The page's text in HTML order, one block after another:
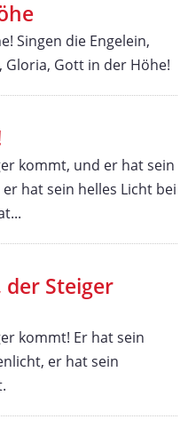
Singen die Engelein,
Gott in der Höhe!
kommt, und er hat sein
hat sein helles Licht bei
der Steiger
kommt! Er hat sein
er hat sein